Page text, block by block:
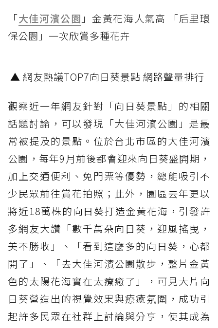
「大佳河濱公園 」金黃花海人氣高 「后里環
保公園」一次欣賞多種花卉
▲ 網友熱議TOP7向日葵景點 網路聲量排行
觀察近一年網友針對「向日葵景點」的相關
話題討論，可以發現「大佳河濱公園」是最
常被提及的景點。位於台北市區的大佳河濱
公園，每年9月前後都會迎來向日葵盛開期，
加上交通便利、免門票等優勢，總能吸引不
少民眾前往賞花拍照；此外，園區去年更以
將近18萬株的向日葵打造金黃花海，引發許
多網友大讚「數千萬朵向日葵，迎風搖曳，
美不勝收」、「看到這麼多的向日葵，心都
開了」、「去大佳河濱公園散步，整片金黃
色的太陽花海實在太療癒了」，可見大片向
日葵營造出的視覺效果與療癒氛圍，成功引
起許多民眾在社群上討論與分享，使其成為